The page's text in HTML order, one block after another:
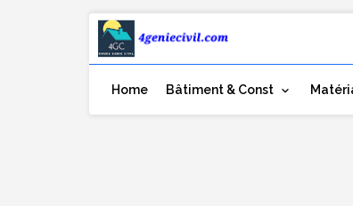
Home Bâtiment & Const